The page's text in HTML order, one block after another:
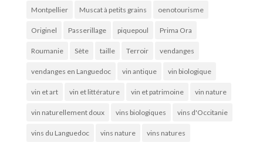
Montpellier Muscat à petits grains oenotourisme
Originel Passerillage piquepoul Prima Ora
Roumanie Sète taille Terroir vendanges
vendanges en Languedoc vin antique vin biologique
vin et art vin et littérature vin et patrimoine vin nature
vin naturellement doux vins biologiques vins d'Occitanie
vins du Languedoc vins nature vins natures